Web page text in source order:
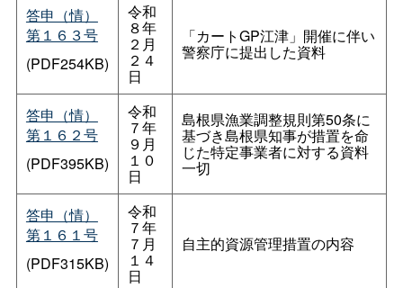
答申（情）
第１６３号
(PDF254KB)
令和
８年
２月
２４
日
「カートGP江津」開催に伴い
警察庁に提出した資料
答申（情）
第１６２号
(PDF395KB)
令和
７年
９月
１０
日
島根県漁業調整規則第50条に
基づき島根県知事が措置を命
じた特定事業者に対する資料
一切
答申（情）
第１６１号
(PDF315KB)
令和
７年
７月
１４
日
自主的資源管理措置の内容